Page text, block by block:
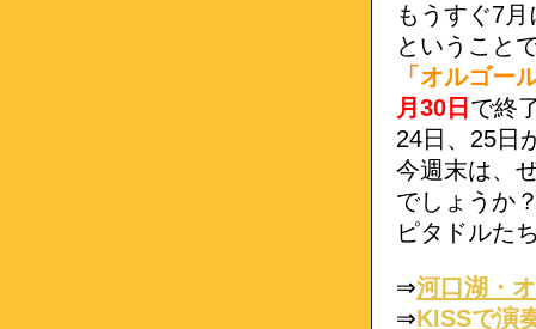
もうすぐ7
ということ
「オルゴー
月30日 で終
24日、25日
今週末は、
でしょうか
ピタドルた
⇒河口湖・
⇒KISSで演